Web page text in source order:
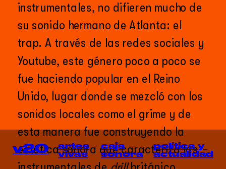
v20
política y
actualidad
caja
sonora
artes
vivas
instrumentales, no difieren mucho de
su sonido hermano de Atlanta: el
trap. A través de las redes sociales y
Youtube, este género poco a poco se
fue haciendo popular en el Reino
Unido, lugar donde se mezcló con los
sonidos locales como el grime y de
esta manera fue construyendo la
estética sonora que caracteriza las